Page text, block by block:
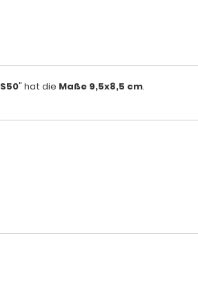
S50" hat die Maße 9,5x8,5 cm.